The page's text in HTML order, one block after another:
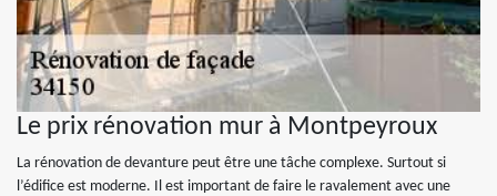
Le prix rénovation mur à Montpeyroux
La rénovation de devanture peut être une tâche complexe. Surtout si
l’édifice est moderne. Il est important de faire le ravalement avec une